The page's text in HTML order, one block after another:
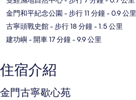
金門和平紀念公園 - 步行 11 分鐘- 0.9 公里
古寧頭戰史館- 步行 18 分鐘- 1.5 公里
建功嶼- 開車 17 分鐘- 9.9 公里
住宿介紹
金門古寧歇心苑